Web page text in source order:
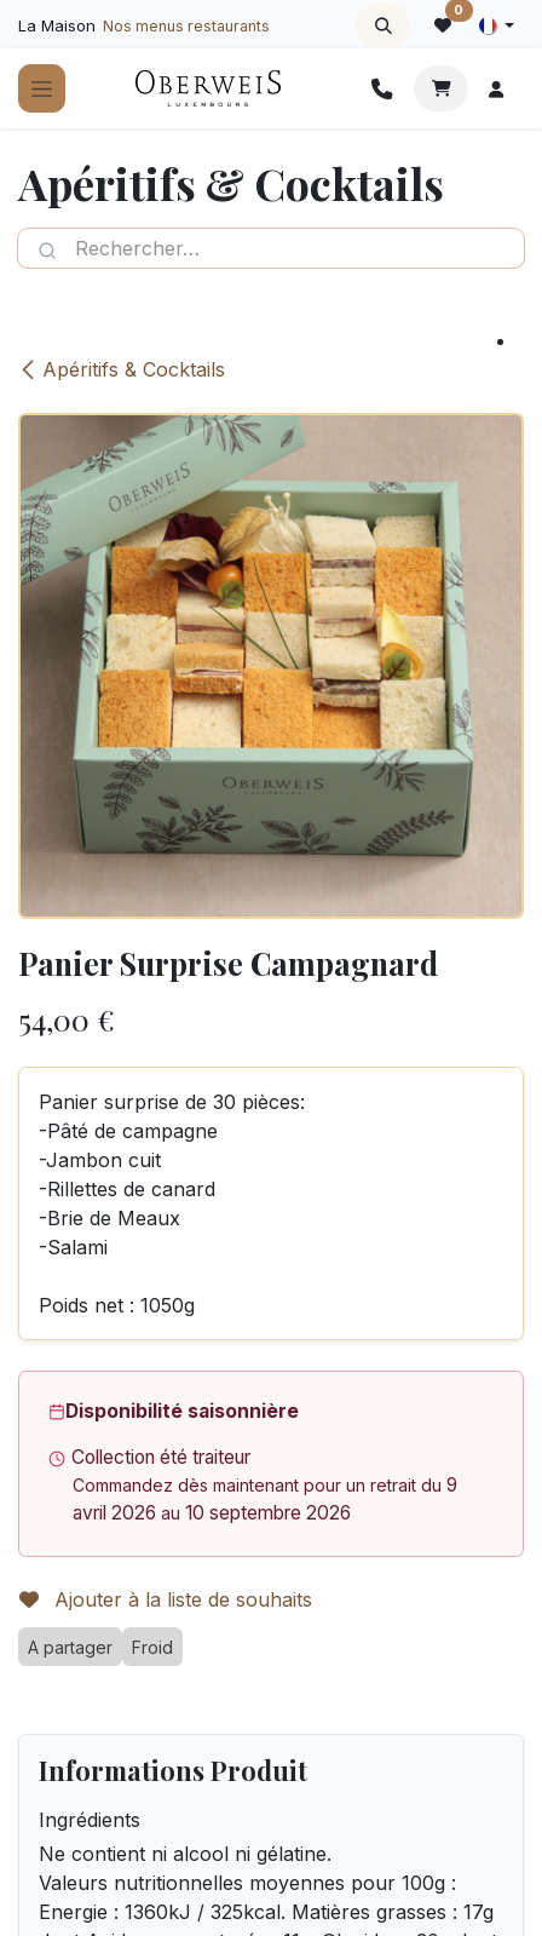
La Maison Nos menus restaurants
0
Apéritifs & Cocktails
Apéritifs & Cocktails
Panier Surprise Campagnard
54,00 €
Panier surprise de 30 pièces:
-Pâté de campagne
-Jambon cuit
-Rillettes de canard
-Brie de Meaux
-Salami
Poids net : 1050g
Disponibilité saisonnière
Collection été traiteur
Commandez dès maintenant pour un retrait du 9
avril 2026 au 10 septembre 2026
Ajouter à la liste de souhaits
A partager Froid
Informations Produit
Ingrédients
Ne contient ni alcool ni gélatine.
Valeurs nutritionnelles moyennes pour 100g :
Energie : 1360kJ / 325kcal. Matières grasses : 17g